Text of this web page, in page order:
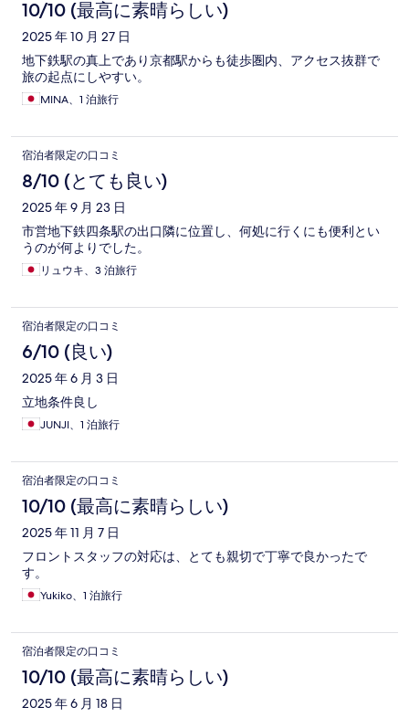
10/10 (最高に素晴らしい)
2025 年 10 月 27 日
地下鉄駅の真上であり京都駅からも徒歩圏内、アクセス抜群で
旅の起点にしやすい。
MINA、1 泊旅行
宿泊者限定の口コミ
8/10 (とても良い)
2025 年 9 月 23 日
市営地下鉄四条駅の出口隣に位置し、何処に行くにも便利とい
うのが何よりでした。
リュウキ、3 泊旅行
宿泊者限定の口コミ
6/10 (良い)
2025 年 6 月 3 日
立地条件良し
JUNJI、1 泊旅行
宿泊者限定の口コミ
10/10 (最高に素晴らしい)
2025 年 11 月 7 日
フロントスタッフの対応は、とても親切で丁寧で良かったで
す。
Yukiko、1 泊旅行
宿泊者限定の口コミ
10/10 (最高に素晴らしい)
2025 年 6 月 18 日